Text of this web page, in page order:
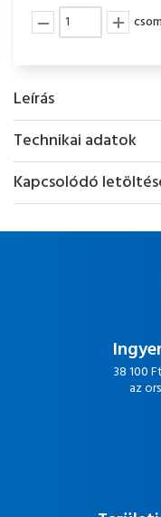
Leírás
Technikai adatok
Kapcsolódó
38 100
az